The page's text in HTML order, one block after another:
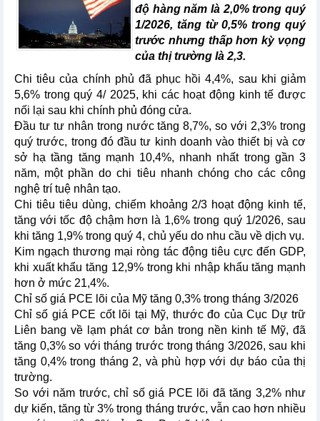
độ hàng năm là 2,0% trong quý
1/2026, tăng từ 0,5% trong quý
trước nhưng thấp hơn kỳ vọng
của thị trường là 2,3.
Chi tiêu của chính phủ đã phục hồi 4,4%, sau khi giảm
5,6% trong quý 4/ 2025, khi các hoạt động kinh tế được
nối lại sau khi chính phủ đóng cửa.
Đầu tư tư nhân trong nước tăng 8,7%, so với 2,3% trong
quý trước, trong đó đầu tư kinh doanh vào thiết bị và cơ
sở hạ tầng tăng mạnh 10,4%, nhanh nhất trong gần 3
năm, một phần do chi tiêu nhanh chóng cho các công
nghệ trí tuệ nhân tạo.
Chi tiêu tiêu dùng, chiếm khoảng 2/3 hoạt động kinh tế,
tăng với tốc độ chậm hơn là 1,6% trong quý 1/2026, sau
khi tăng 1,9% trong quý 4, chủ yếu do nhu cầu về dịch vụ.
Kim ngạch thương mại ròng tác động tiêu cực đến GDP,
khi xuất khẩu tăng 12,9% trong khi nhập khẩu tăng mạnh
hơn ở mức 21,4%.
Chỉ số giá PCE lõi của Mỹ tăng 0,3% trong tháng 3/2026
Chỉ số giá PCE cốt lõi tại Mỹ, thước đo của Cục Dự trữ
Liên bang về lạm phát cơ bản trong nền kinh tế Mỹ, đã
tăng 0,3% so với tháng trước trong tháng 3/2026, sau khi
tăng 0,4% trong tháng 2, và phù hợp với dự báo của thị
trường.
So với năm trước, chỉ số giá PCE lõi đã tăng 3,2% như
dự kiến, tăng từ 3% trong tháng trước, vẫn cao hơn nhiều